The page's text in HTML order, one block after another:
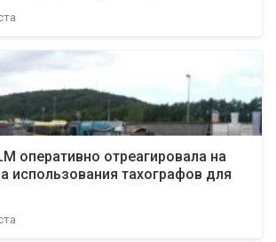
оперативно отреагировала на
использования тахографов для